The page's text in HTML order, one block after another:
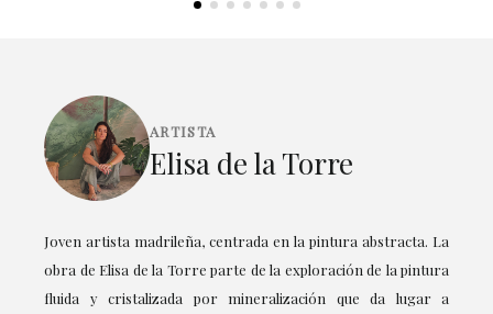
ARTISTA
Elisa de la Torre
Joven artista madrileña, centrada en la pintura abstracta. La
obra de Elisa de la Torre parte de la exploración de la pintura
fluida y cristalizada por mineralización que da lugar a